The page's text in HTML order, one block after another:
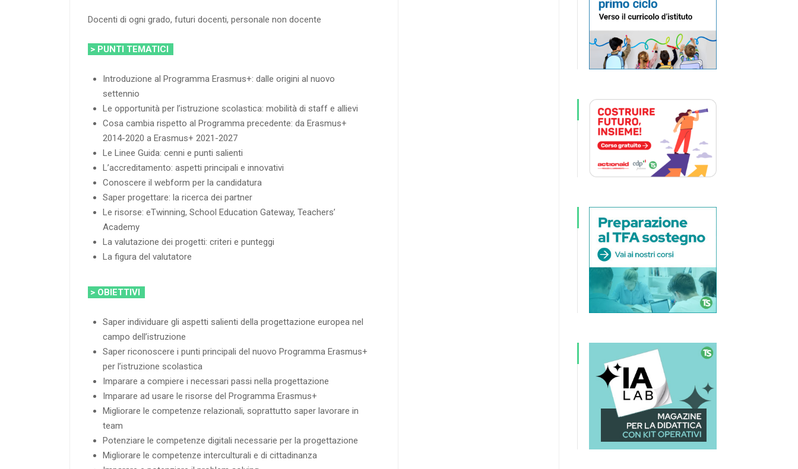
Docenti di ogni grado, futuri docenti, personale non docente
> PUNTI TEMATICI
Introduzione al Programma Erasmus+: dalle origini al nuovo
settennio
Le opportunità per l’istruzione scolastica: mobilità di staff e allievi
Cosa cambia rispetto al Programma precedente: da Erasmus+
2014-2020 a Erasmus+ 2021-2027
Le Linee Guida: cenni e punti salienti
L’accreditamento: aspetti principali e innovativi
Conoscere il webform per la candidatura
Saper progettare: la ricerca dei partner
Le risorse: eTwinning, School Education Gateway, Teachers’
Academy
La valutazione dei progetti: criteri e punteggi
La figura del valutatore
> OBIETTIVI
Saper individuare gli aspetti salienti della progettazione europea nel
campo dell’istruzione
Saper riconoscere i punti principali del nuovo Programma Erasmus+
per l’istruzione scolastica
Imparare a compiere i necessari passi nella progettazione
Imparare ad usare le risorse del Programma Erasmus+
Migliorare le competenze relazionali, soprattutto saper lavorare in
team
Potenziare le competenze digitali necessarie per la progettazione
Migliorare le competenze interculturali e di cittadinanza